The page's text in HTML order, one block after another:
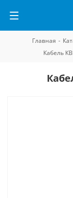
Главная -
Кабель